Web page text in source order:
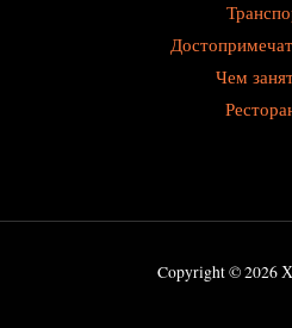
Чем
Copyright © 2026